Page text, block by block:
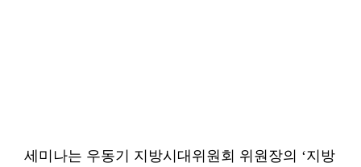
세미나는 우동기 지방시대위원회 위원장의 ‘지방